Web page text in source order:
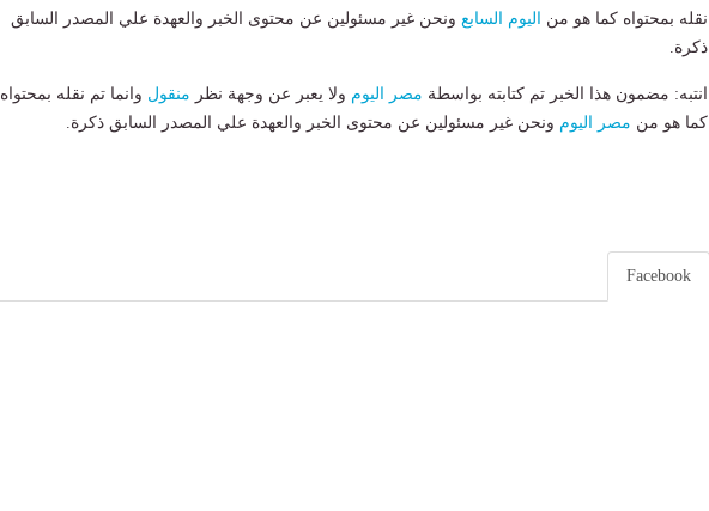
نقله بمحتواه كما هو من
اليوم السابع ونحن غير مسئولين عن محتوى الخبر والعهدة علي المصدر السابق
ذكرة.
انتبه: مضمون هذا الخبر تم كتابته بواسطة مصر اليوم ولا يعبر عن وجهة نظر منقول وانما تم نقله بمحتواه
كما هو من مصر اليوم ونحن غير مسئولين عن محتوى الخبر والعهدة علي المصدر السابق ذكرة.
Facebook